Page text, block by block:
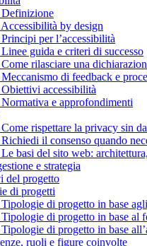
Definizione
by design
per l’accessibilità
guida e criteri di successo
rilasciare una
di feedback e
accessibilità
e approfondimenti
rispettare la privacy sin
il consenso quando
basi del sito web:
e strategia
del progetto
di progetti
di progetto in base
di progetto in base al
di progetto in base
ruoli e figure coinvolte